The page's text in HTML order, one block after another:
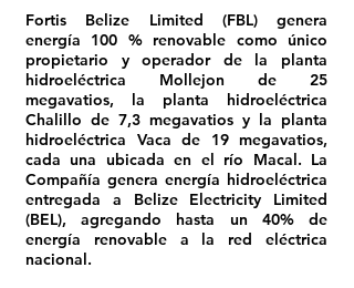
Fortis Belize Limited (FBL) genera
energía 100 % renovable como único
propietario y operador de la planta
hidroeléctrica Mollejon de 25
megavatios, la planta hidroeléctrica
Chalillo de 7,3 megavatios y la planta
hidroeléctrica Vaca de 19 megavatios,
cada una ubicada en el río Macal. La
Compañía genera energía hidroeléctrica
entregada a Belize Electricity Limited
(BEL), agregando hasta un 40% de
energía renovable a la red eléctrica
nacional.